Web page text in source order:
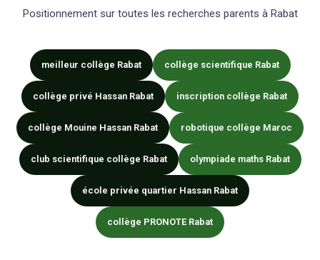
Positionnement sur toutes les recherches parents à Rabat
meilleur collège Rabat collège scientifique Rabat
collège privé Hassan Rabat inscription collège Rabat
collège Mouine Hassan Rabat robotique collège Maroc
club scientifique collège Rabat olympiade maths Rabat
école privée quartier Hassan Rabat
collège PRONOTE Rabat